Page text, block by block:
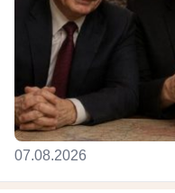
07.08.2026